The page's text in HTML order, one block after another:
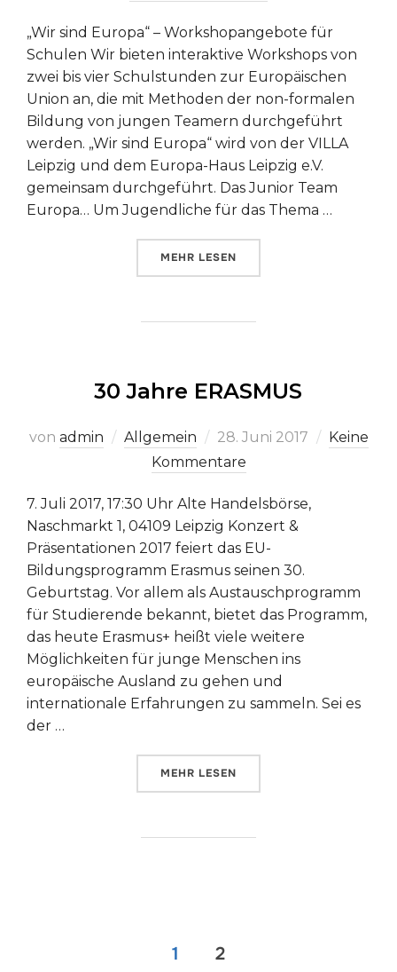
„Wir sind Europa“ – Workshopangebote für
Schulen Wir bieten interaktive Workshops von
zwei bis vier Schulstunden zur Europäischen
Union an, die mit Methoden der non-formalen
Bildung von jungen Teamern durchgeführt
werden. „Wir sind Europa“ wird von der VILLA
Leipzig und dem Europa-Haus Leipzig e.V.
gemeinsam durchgeführt. Das Junior Team
Europa… Um Jugendliche für das Thema …
MEHR ÜBER „„WIR SIND EUROPA“ –
LESEN
30 Jahre ERASMUS
von admin Allgemein
Veröffentlicht
am
28. Juni 2017
Keine
Kommentare
7. Juli 2017, 17:30 Uhr Alte Handelsbörse,
Naschmarkt 1, 04109 Leipzig Konzert &
Präsentationen 2017 feiert das EU-
Bildungsprogramm Erasmus seinen 30.
Geburtstag. Vor allem als Austauschprogramm
für Studierende bekannt, bietet das Programm,
das heute Erasmus+ heißt viele weitere
Möglichkeiten für junge Menschen ins
europäische Ausland zu gehen und
internationale Erfahrungen zu sammeln. Sei es
der …
MEHR ÜBER „30 JAHRE ERASMUS“
LESEN
Seitennummerierung
1 2